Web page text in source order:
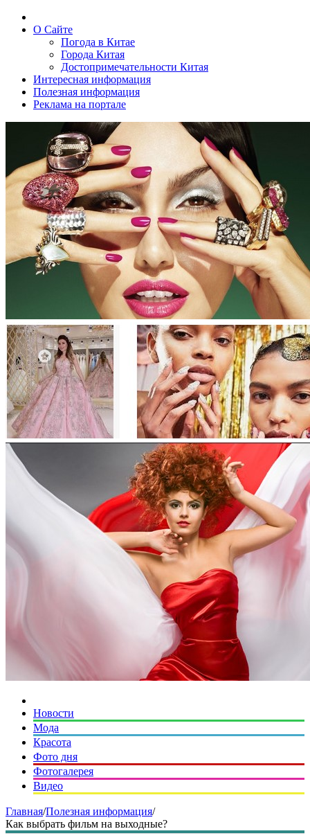
О Сайте
Погода в Китае
Города Китая
Достопримечательности Китая
Интересная информация
Полезная информация
Реклама на портале
Новости
Мода
Красота
Фото дня
Фотогалерея
Видео
Главная/Полезная информация/
Как выбрать фильм на выходные?